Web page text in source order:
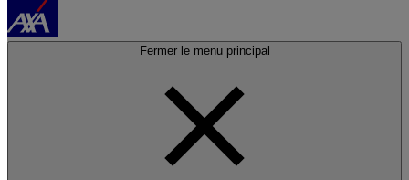
Fermer le menu principal